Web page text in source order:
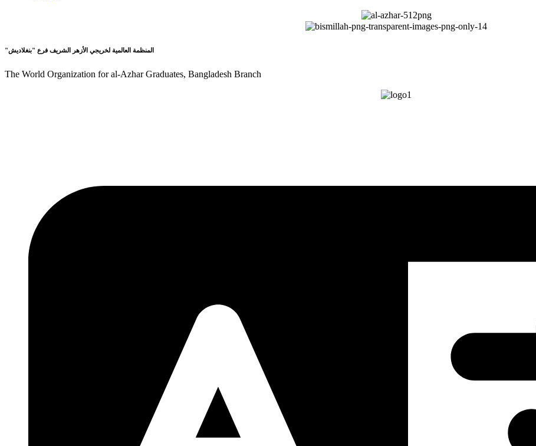
"المنظمة العالمية لخريجي الأزهر الشريف فرع "بنغلاديش
The World Organization for al-Azhar Graduates, Bangladesh Branch